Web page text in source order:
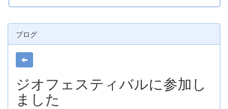
ブログ
ジオフェスティバルに参加し
ました